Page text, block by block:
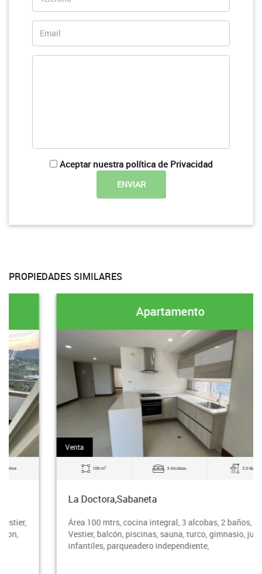
Aceptar nuestra política de Privacidad
PROPIEDADES SIMILARES
Apartamento
Venta
La Doctora,Sabaneta
Área 100 mtrs, cocina integral, 3 alcobas, 2 baños, 1
Vestier, balcón, piscinas, sauna, turco, gimnasio, juegos
infantiles, parqueadero independiente,